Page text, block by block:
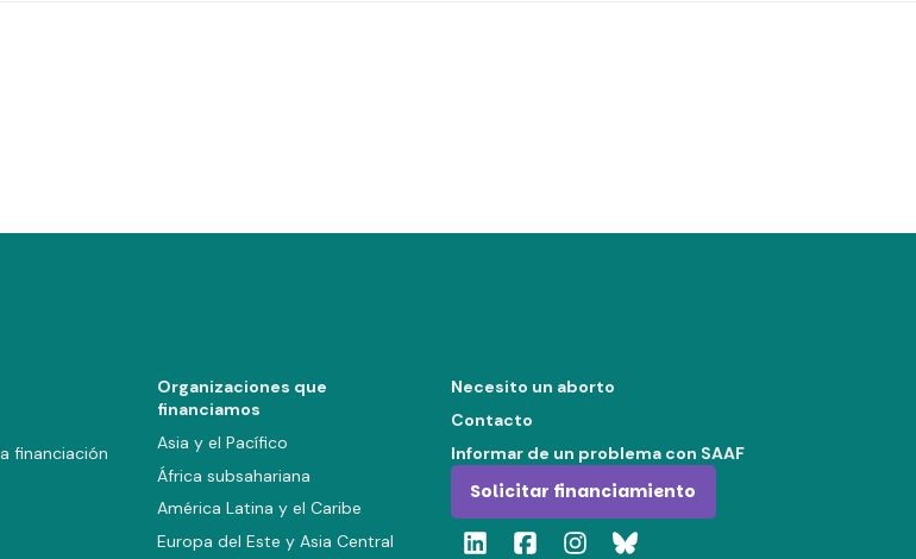
financiación
Organizaciones que
financiamos
Asia y el Pacífico
África subsahariana
América Latina y el Caribe
Europa del Este y Asia Central
Necesito un aborto
Contacto
Informar de un problema con SAAF
Solicitar financiamiento